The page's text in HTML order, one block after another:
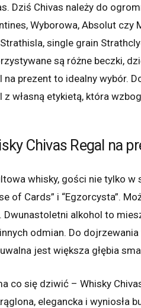
Dziś Chivas należy do
Wyborowa, Absolut
single grain
są różne beczki,
na prezent to idealny wybór.
z własną etykietą, która
Chivas Regal na
whisky, gości nie tylko
of Cards” i “Egzorcysta”.
Dwunastoletni alkohol to
odmian. Do
jest większa głębia
co się dziwić – Whisky
elegancka i wyniosła